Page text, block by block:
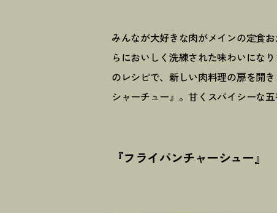
みんなが大好きな肉がメインの定食
らにおいしく洗練された味わいにな
のレシピで、新しい肉料理の扉を開
シャーチュー』。甘くスパイシーな
『フライパンチャーシュー』